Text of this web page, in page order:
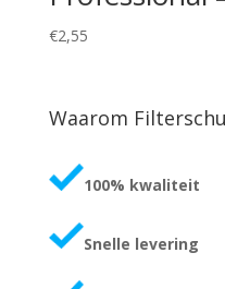
€2,55
Waarom
100% kwaliteit
Snelle levering